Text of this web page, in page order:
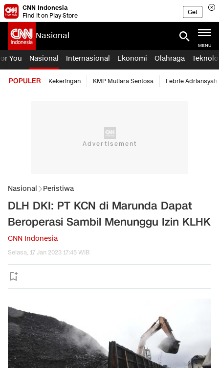
CNN Indonesia
Find it on Play Store
Get
Nasional
MENU
You Nasional Internasional Ekonomi Olahraga
POPULER Kekeringan KMP Mutiara Sentosa Febrie Adriansyah
Nasional Peristiwa
DLH DKI: PT KCN di Marunda Dapat
Beroperasi Sambil Menunggu Izin KLHK
CNN Indonesia
Selasa, 17 Jan 2023 17:45 WIB